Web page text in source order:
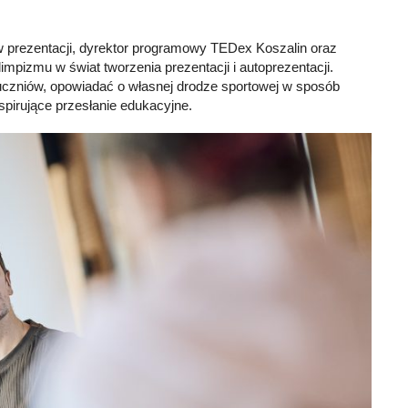
prezentacji, dyrektor programowy TEDex Koszalin oraz
w świat tworzenia prezentacji i autoprezentacji.
opowiadać o własnej drodze sportowej w sposób
przesłanie edukacyjne.